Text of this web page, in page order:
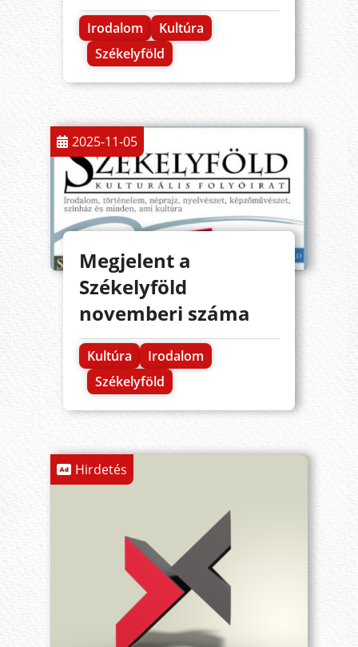
Irodalom
Kultúra
Székelyföld
2025-11-05
Megjelent a
Székelyföld
novemberi száma
Kultúra
Irodalom
Székelyföld
Hirdetés